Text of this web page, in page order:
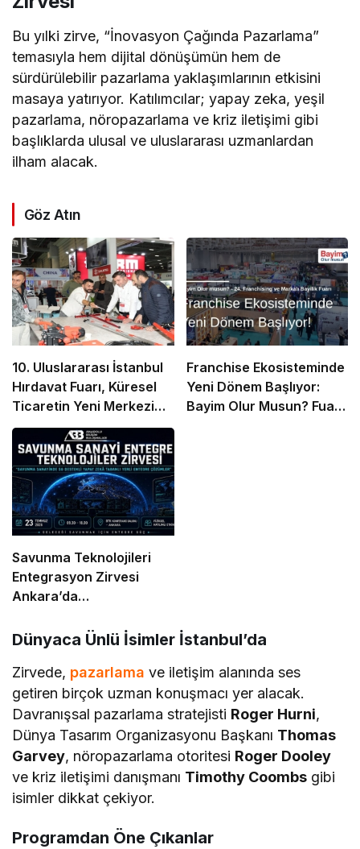
Bu yılki zirve, “İnovasyon Çağında Pazarlama”
temasıyla hem dijital dönüşümün hem de
sürdürülebilir pazarlama yaklaşımlarının etkisini
masaya yatırıyor. Katılımcılar; yapay zeka, yeşil
pazarlama, nöropazarlama ve kriz iletişimi gibi
başlıklarda ulusal ve uluslararası uzmanlardan
ilham alacak.
Göz Atın
10. Uluslararası İstanbul
Hırdavat Fuarı, Küresel
Ticaretin Yeni Merkezi
Olmaya Hazırlanıyor
Franchise Ekosisteminde
Yeni Dönem Başlıyor:
Bayim Olur Musun? Fuarı
Savunma Teknolojileri
Entegrasyon Zirvesi
Ankara’da
Dünyaca Ünlü İsimler İstanbul’da
Zirvede, pazarlama ve iletişim alanında ses
getiren birçok uzman konuşmacı yer alacak.
Davranışsal pazarlama stratejisti Roger Hurni,
Dünya Tasarım Organizasyonu Başkanı Thomas
Garvey, nöropazarlama otoritesi Roger Dooley
ve kriz iletişimi danışmanı Timothy Coombs gibi
isimler dikkat çekiyor.
Programdan Öne Çıkanlar